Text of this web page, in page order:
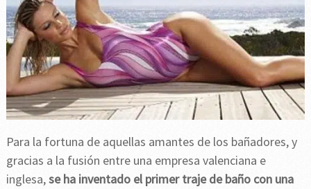
Para la fortuna de aquellas amantes de los bañadores, y
gracias a la fusión entre una empresa valenciana e
inglesa,se ha inventado el primer traje de baño con una